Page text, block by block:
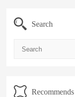
Search
Recommends